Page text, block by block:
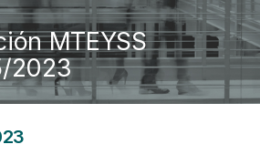
MTEYSS
2023